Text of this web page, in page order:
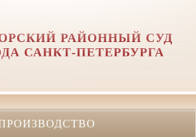
РАЙОННЫЙ СУД
САНКТ-ПЕТЕРБУРГА